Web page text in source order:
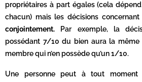
propriétaires à part égales (cela
chacun) mais les décisions
conjointement. Par exemple, la
possédant 7/10 du bien aura la
membre qui n’en possède qu’un 1/10.
Une personne peut à tout